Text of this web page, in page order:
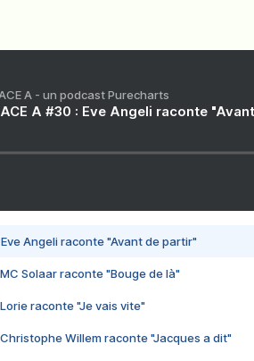
A - un podcast Purecharts
A #30 : Eve Angeli raconte
Eve Angeli raconte "Avant de partir"
MC Solaar raconte "Bouge de là"
Lorie raconte "Je vais vite"
Christophe Willem raconte "Jacques a dit"